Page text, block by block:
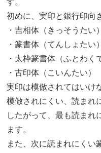
す。
初めに、実印と銀行印向
・吉相体（きっそうたい）
・篆書体（てんしょたい）
・太枠篆書体（ふとわく
・古印体（こいんたい）
実印は模倣されてはいけ
模倣されにくい、読まれ
したがって、最も読まれ
ます。
また、次に読まれにくい